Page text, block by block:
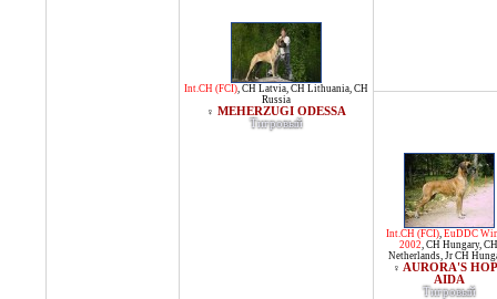
Int.CH (FCI), CH Latvia, CH Lithuania, CH
Russia
♀ MEHERZUGI ODESSA
Тигровый
Int.CH (FCI), EuDDC
2002, CH Hungary, CH
Netherlands, Jr CH
♀ AURORA'S
AIDA
Тигровый